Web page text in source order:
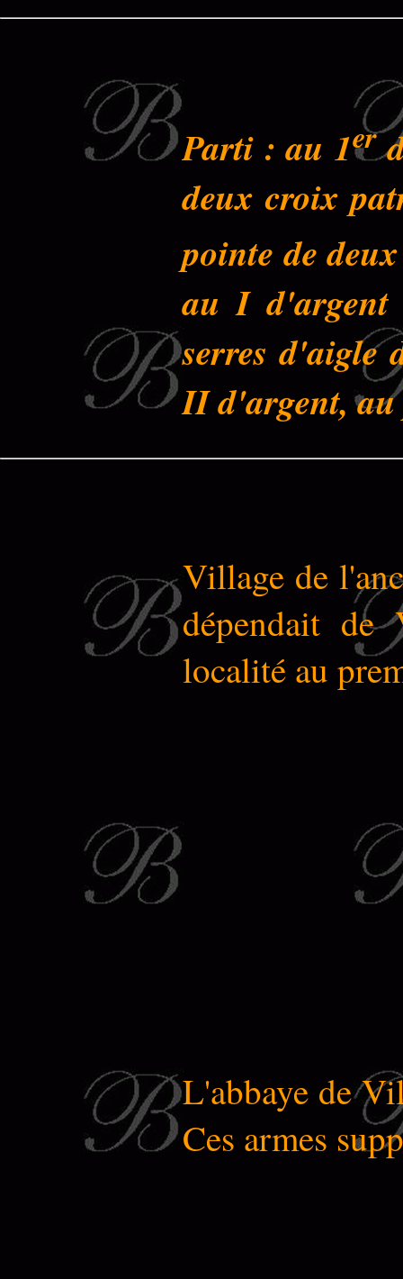
Parti : au 1er
deux croix
pointe de
au I d'argent
serres d'aigle
II d'argent, au
Village de
dépendait de
localité au
L'abbaye de
Ces armes